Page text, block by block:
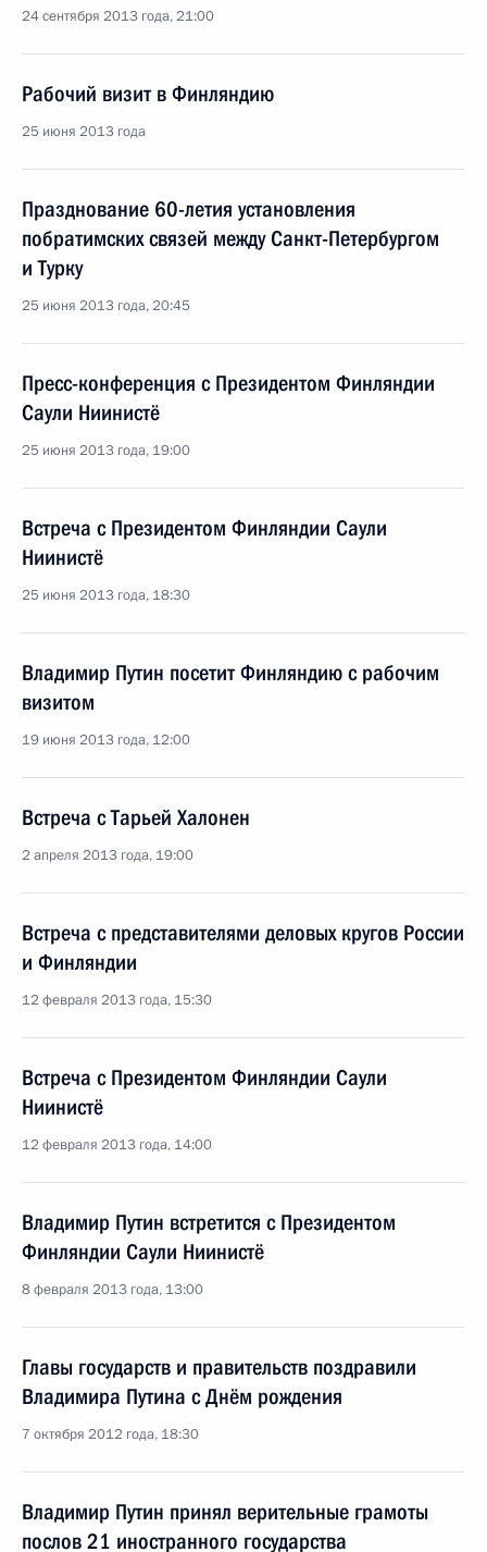
24 сентября 2013 года, 21:00
Рабочий визит в Финляндию
25 июня 2013 года
Празднование 60-летия установления
побратимских связей между Санкт-Петербургом
и Турку
25 июня 2013 года, 20:45
Пресс-конференция с Президентом Финляндии
Саули Ниинистё
25 июня 2013 года, 19:00
Встреча с Президентом Финляндии Саули
Ниинистё
25 июня 2013 года, 18:30
Владимир Путин посетит Финляндию с рабочим
визитом
19 июня 2013 года, 12:00
Встреча с Тарьей Халонен
2 апреля 2013 года, 19:00
Встреча с представителями деловых кругов России
и Финляндии
12 февраля 2013 года, 15:30
Встреча с Президентом Финляндии Саули
Ниинистё
12 февраля 2013 года, 14:00
Владимир Путин встретится с Президентом
Финляндии Саули Ниинистё
8 февраля 2013 года, 13:00
Главы государств и правительств поздравили
Владимира Путина с Днём рождения
7 октября 2012 года, 18:30
Владимир Путин принял верительные грамоты
послов 21 иностранного государства